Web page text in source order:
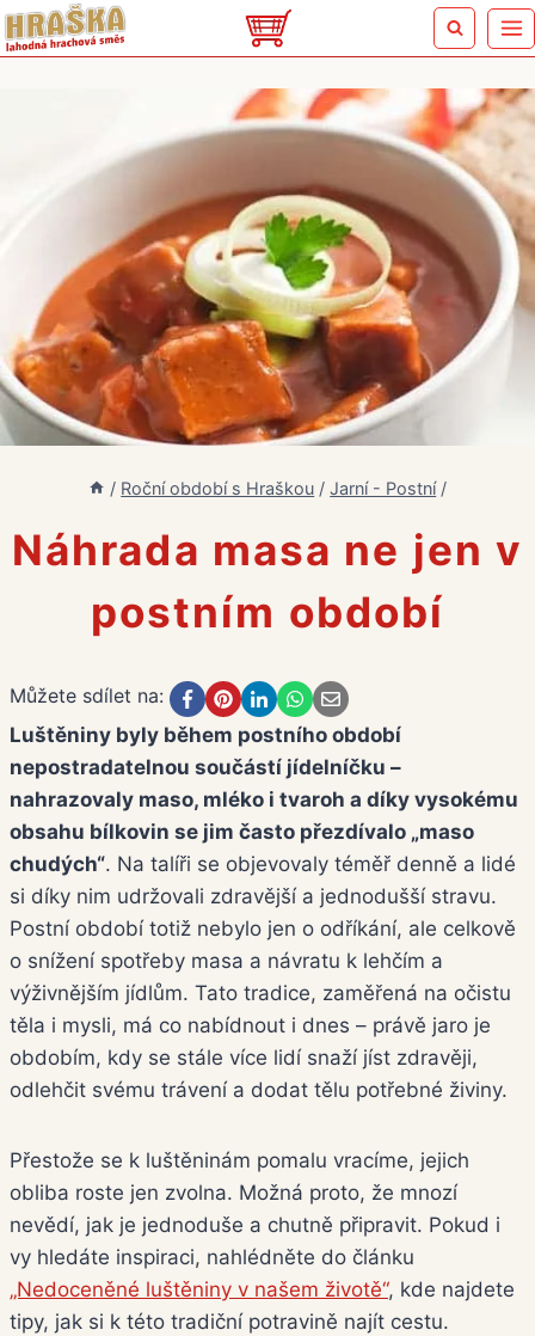
Přeskočit
na
/ Roční období s Hraškou / Jarní - Postní /
Náhrada masa ne jen v
postním období
Můžete sdílet na:
Luštěniny byly během postního období
nepostradatelnou součástí jídelníčku –
nahrazovaly maso, mléko i tvaroh a díky vysokému
obsahu bílkovin se jim často přezdívalo „maso
chudých“. Na talíři se objevovaly téměř denně a lidé
si díky nim udržovali zdravější a jednodušší stravu.
Postní období totiž nebylo jen o odříkání, ale celkově
o snížení spotřeby masa a návratu k lehčím a
výživnějším jídlům. Tato tradice, zaměřená na očistu
těla i mysli, má co nabídnout i dnes – právě jaro je
obdobím, kdy se stále více lidí snaží jíst zdravěji,
odlehčit svému trávení a dodat tělu potřebné živiny.
Přestože se k luštěninám pomalu vracíme, jejich
obliba roste jen zvolna. Možná proto, že mnozí
nevědí, jak je jednoduše a chutně připravit. Pokud i
vy hledáte inspiraci, nahlédněte do článku
„Nedoceněné luštěniny v našem životě“, kde najdete
tipy, jak si k této tradiční potravině najít cestu.